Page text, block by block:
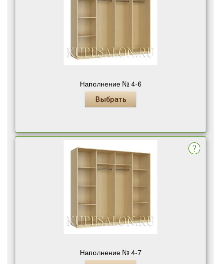
Наполнение № 4-6
Выбрать
Наполнение № 4-7